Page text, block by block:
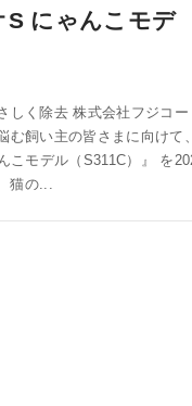
S にゃんこモデ
しく除去 株式会社フジコー
む飼い主の皆さまに向けて
こモデル（S311C）』 を
猫の...